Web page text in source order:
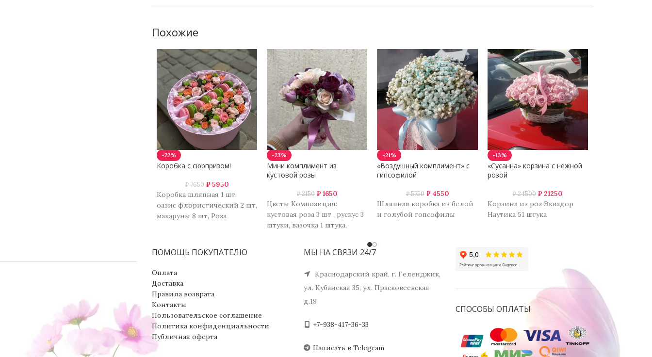
Похожие
-22%
Коробка с сюрпризом!
₽7650 ₽5950
Коробка шляпная 1 шт,
оазис флористический 2 шт,
макаруны 8 шт, Роза
-23%
Мини комплимент из
кустовой розы
₽2150 ₽1650
Цветы Композиция:
кустовая роза 3 шт , рускус 3
штуки, вазочка 1 штука,
-21%
«Воздушный комплимент» с
гипсофилой
₽5750 ₽4550
Шляпная коробка из белой
и голубой гопсофилы
-13%
«Сусанна» корзина с нежной
розой
₽24500 ₽21250
Корзина из роз Эквадор
Наутика 51 штука
ПОМОЩЬ ПОКУПАТЕЛЮ
Оплата
Доставка
Правила возврата
Контакты
Пользовательское соглашение
Политика конфиденциальности
Публичная оферта
МЫ НА СВЯЗИ 24/7
Краснодарский край, г. Геленджик,
ул. Кубанская 35, ул. Прасковеевская
д.19
+7-938-417-36-33
Написать в Telegram
СПОСОБЫ ОПЛАТЫ